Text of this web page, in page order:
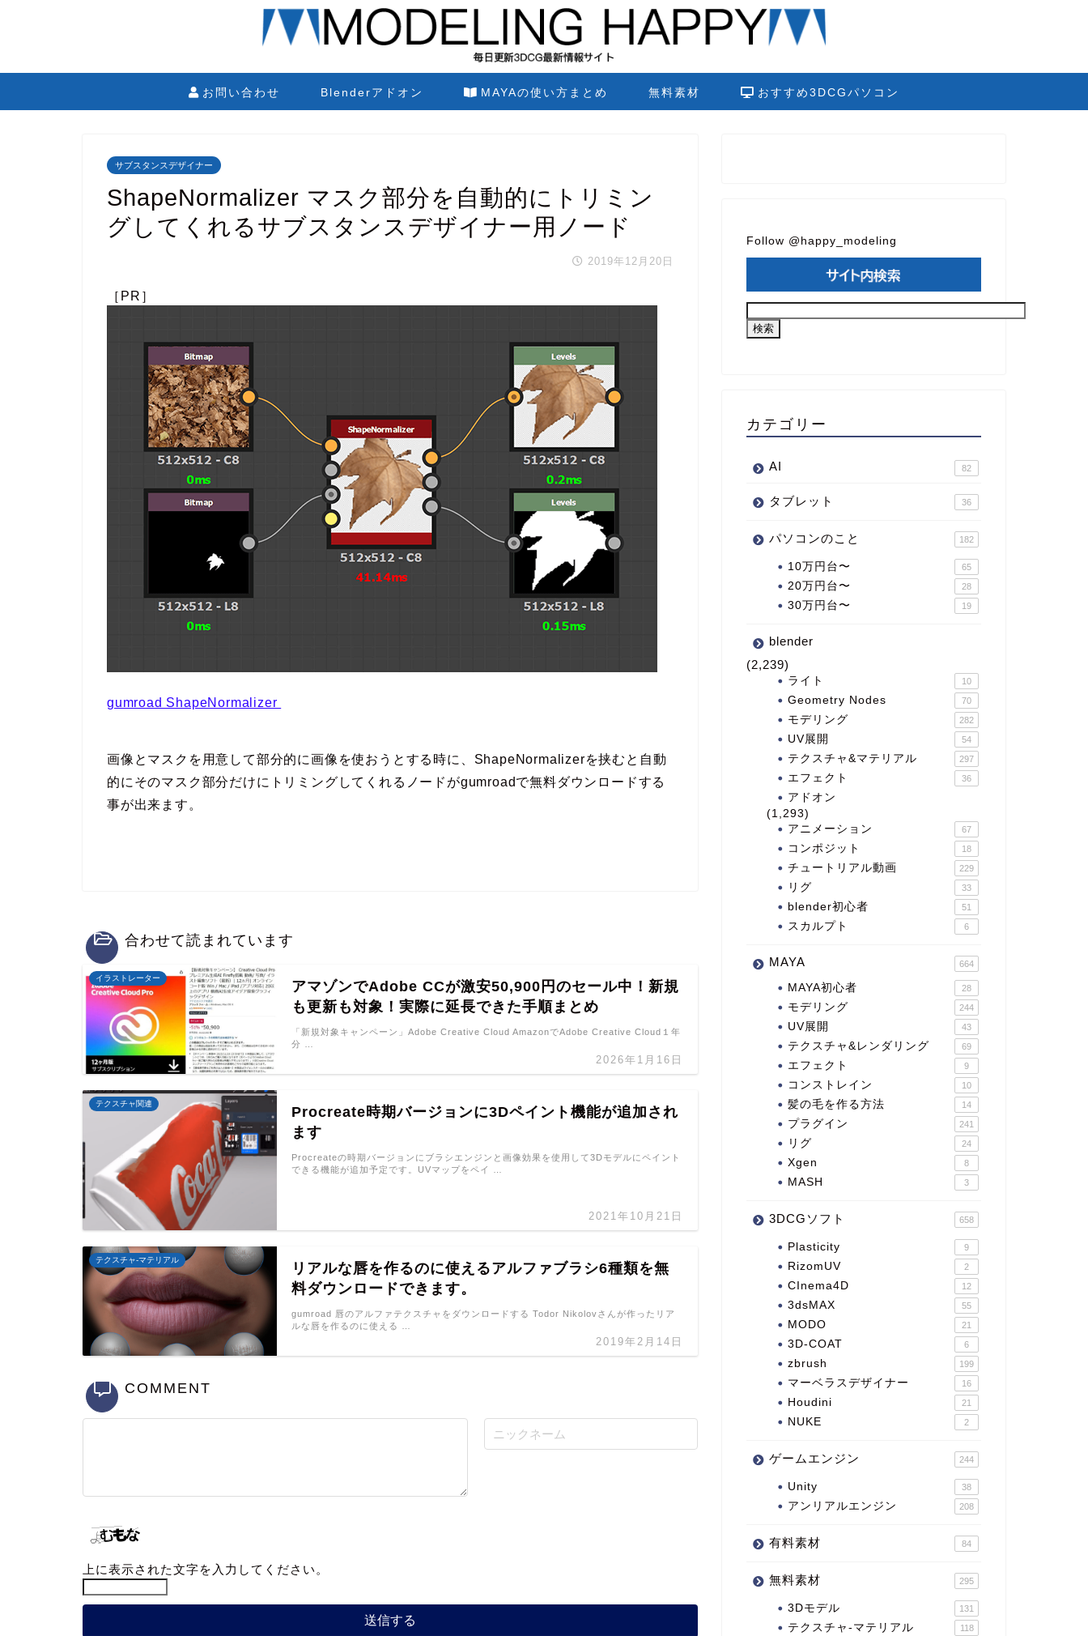
お問い合わせ Blenderアドオン MAYAの使い方まとめ 無料素材 おすすめ3DCGパソコン
サブスタンスデザイナー
ShapeNormalizer マスク部分を自動的にトリミン
グしてくれるサブスタンスデザイナー用ノード
2019年12月20日
［PR］
gumroad ShapeNormalizer
画像とマスクを用意して部分的に画像を使おうとする時に、ShapeNormalizerを挟むと自動
的にそのマスク部分だけにトリミングしてくれるノードがgumroadで無料ダウンロードする
事が出来ます。
合わせて読まれています
イラストレーター
アマゾンでAdobe CCが激安50,900円のセール中！新規
も更新も対象！実際に延長できた手順まとめ
2026年1月16日
「新規対象キャンペーン」Adobe Creative Cloud AmazonでAdobe Creative Cloud１年
分 …
テクスチャ関連
Procreate時期バージョンに3Dペイント機能が追加され
ます
2021年10月21日
Procreateの時期バージョンにブラシエンジンと画像効果を使用して3Dモデルにペイント
できる機能が追加予定です。UVマップをペイ …
テクスチャ-マテリアル
リアルな唇を作るのに使えるアルファブラシ6種類を無
料ダウンロードできます。
2019年2月14日
gumroad 唇のアルファテクスチャをダウンロードする Todor Nikolovさんが作ったリア
ルな唇を作るのに使える …
COMMENT
上に表示された文字を入力してください。
Follow @happy_modeling
カテゴリー
AI 82
タブレット 36
パソコンのこと 182
10万円台〜 65
20万円台〜 28
30万円台〜 19
blender
(2,239)
ライト 10
Geometry Nodes 70
モデリング 282
UV展開 54
テクスチャ&マテリアル 297
エフェクト 36
アドオン
(1,293)
アニメーション
67
コンポジット 18
チュートリアル動画 229
リグ 33
blender初心者 51
スカルプト 6
MAYA 664
MAYA初心者 28
モデリング 244
UV展開 43
テクスチャ&レンダリング 69
エフェクト 9
コンストレイン 10
髪の毛を作る方法 14
プラグイン 241
リグ 24
Xgen 8
MASH 3
3DCGソフト 658
Plasticity 9
RizomUV 2
CInema4D 12
3dsMAX 55
MODO 21
3D-COAT 6
zbrush 199
マーベラスデザイナー 16
Houdini 21
NUKE 2
ゲームエンジン 244
Unity 38
アンリアルエンジン 208
有料素材 84
無料素材 295
3Dモデル 131
テクスチャ-マテリアル 118